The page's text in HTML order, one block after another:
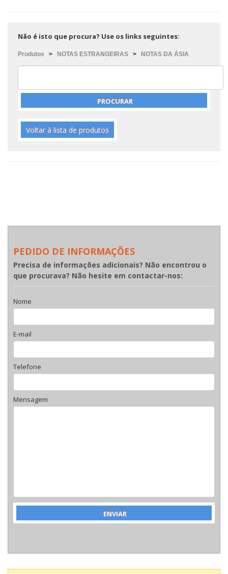
Não é isto que procura? Use os links seguintes:
Produtos > NOTAS ESTRANGEIRAS > NOTAS DA ÁSIA
Voltar à lista de produtos
PEDIDO DE INFORMAÇÕES
Precisa de informações adicionais? Não encontrou o
que procurava? Não hesite em contactar-nos:
Nome
E-mail
Telefone
Mensagem